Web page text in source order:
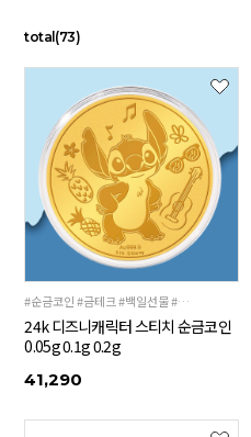
total (73)
#순금코인 #금테크 #백일선물 #돌선물
24k 디즈니캐릭터 스티치 순금코인
0.05g 0.1g 0.2g
41,290